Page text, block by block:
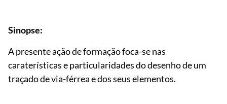
Sinopse:
A presente ação de formação foca-se nas
caraterísticas e particularidades do desenho de um
traçado de via-férrea e dos seus elementos.